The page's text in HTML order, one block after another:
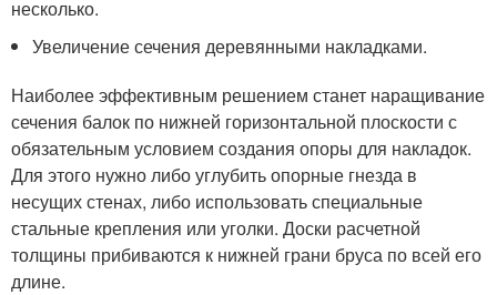
несколько.
Увеличение сечения деревянными накладками.
Наиболее эффективным решением станет наращивание
сечения балок по нижней горизонтальной плоскости с
обязательным условием создания опоры для накладок.
Для этого нужно либо углубить опорные гнезда в
несущих стенах, либо использовать специальные
стальные крепления или уголки. Доски расчетной
толщины прибиваются к нижней грани бруса по всей его
длине.